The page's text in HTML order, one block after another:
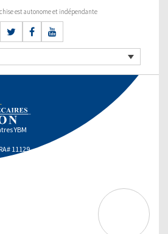
est autonome et indépendante
YBM
11129